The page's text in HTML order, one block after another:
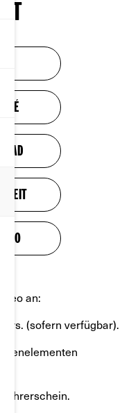
an:
(sofern verfügbar).